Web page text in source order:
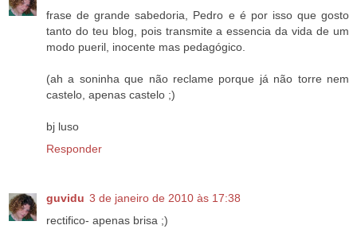
frase de grande sabedoria, Pedro e é por isso que gosto
tanto do teu blog, pois transmite a essencia da vida de um
modo pueril, inocente mas pedagógico.
(ah a soninha que não reclame porque já não torre nem
castelo, apenas castelo ;)
bj luso
Responder
guvidu 3 de janeiro de 2010 às 17:38
rectifico- apenas brisa ;)